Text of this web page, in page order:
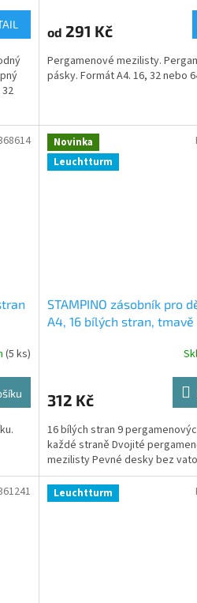
od 291 Kč
Pergamenové mezilisty.
pásky. Formát A4. 16, 32 nebo
(5 ks)
Novinka
Leuchtturm
STAMPINO zásobník pro
A4, 16 bílých stran,
312 Kč
16 bílých stran 9
každé straně Dvojité
mezilisty Pevné desky bez
Leuchtturm